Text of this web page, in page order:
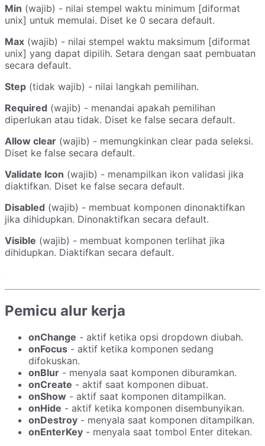
Min (wajib) - nilai stempel waktu minimum [diformat
unix] untuk memulai. Diset ke 0 secara default.
Max (wajib) - nilai stempel waktu maksimum [diformat
unix] yang dapat dipilih. Setara dengan saat pembuatan
secara default.
Step (tidak wajib) - nilai langkah pemilihan.
Required (wajib) - menandai apakah pemilihan
diperlukan atau tidak. Diset ke false secara default.
Allow clear (wajib) - memungkinkan clear pada seleksi.
Diset ke false secara default.
Validate Icon (wajib) - menampilkan ikon validasi jika
diaktifkan. Diset ke false secara default.
Disabled (wajib) - membuat komponen dinonaktifkan
jika dihidupkan. Dinonaktifkan secara default.
Visible (wajib) - membuat komponen terlihat jika
dihidupkan. Diaktifkan secara default.
Pemicu alur kerja
onChange - aktif ketika opsi dropdown diubah.
onFocus - aktif ketika komponen sedang
difokuskan.
onBlur - menyala saat komponen diburamkan.
onCreate - aktif saat komponen dibuat.
onShow - aktif saat komponen ditampilkan.
onHide - aktif ketika komponen disembunyikan.
onDestroy - menyala saat komponen ditampilkan.
onEnterKey - menyala saat tombol Enter ditekan.